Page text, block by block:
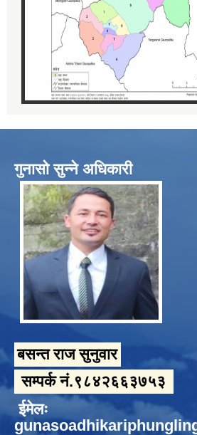
गुनासो सुन्ने अधिकारी
बसन्त राज सुनुवार
सम्पर्क नं.९८४२६६३७५३
ईमेलः